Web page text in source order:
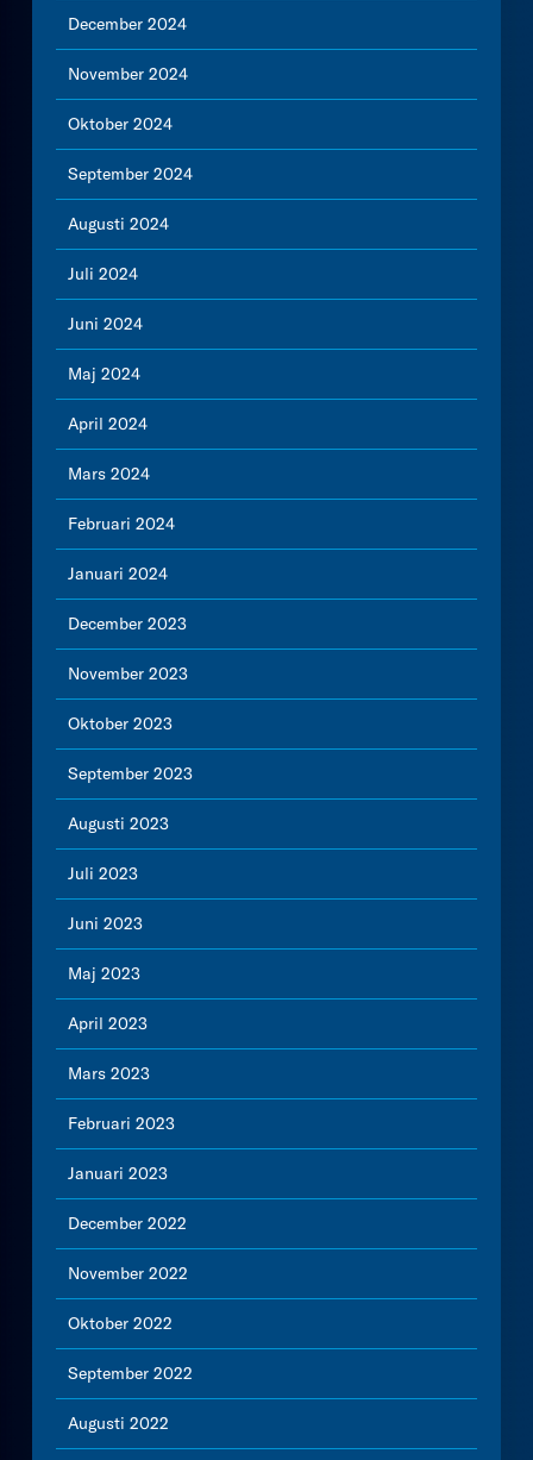
December 2024
November 2024
Oktober 2024
September 2024
Augusti 2024
Juli 2024
Juni 2024
Maj 2024
April 2024
Mars 2024
Februari 2024
Januari 2024
December 2023
November 2023
Oktober 2023
September 2023
Augusti 2023
Juli 2023
Juni 2023
Maj 2023
April 2023
Mars 2023
Februari 2023
Januari 2023
December 2022
November 2022
Oktober 2022
September 2022
Augusti 2022